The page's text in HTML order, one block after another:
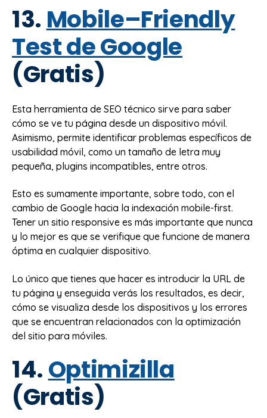
13.Mobile–Friendly
Test de Google
(Gratis)
Esta herramienta de SEO técnico sirve para saber
cómo se ve tu página desde un dispositivo móvil.
Asimismo, permite identificar problemas específicos de
usabilidad móvil, como un tamaño de letra muy
pequeña, plugins incompatibles, entre otros.
Esto es sumamente importante, sobre todo, con el
cambio de Google hacia la indexación mobile-first.
Tener un sitio responsive es más importante que nunca
y lo mejor es que se verifique que funcione de manera
óptima en cualquier dispositivo.
Lo único que tienes que hacer es introducir la URL de
tu página y enseguida verás los resultados, es decir,
cómo se visualiza desde los dispositivos y los errores
que se encuentran relacionados con la optimización
del sitio para móviles.
14.Optimizilla
(Gratis)